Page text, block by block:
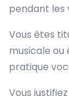
pendant les
Vous êtes
musicale ou
pratique
Vous